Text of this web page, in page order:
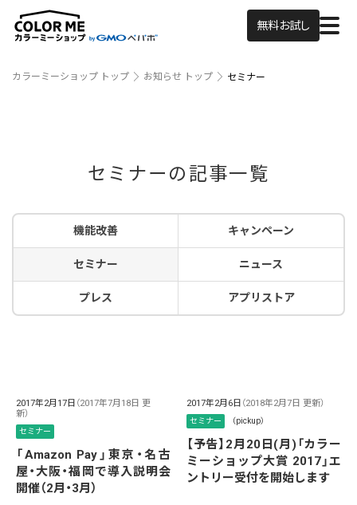
無料お試し
カラーミーショップ トップ お知らせ トップ セミナー
セミナーの記事一覧
機能改善 キャンペーン
セミナー ニュース
プレス アプリストア
2017年2月17日 （2017年7月18日 更
新）
セミナー
「Amazon Pay」東京・名古
屋・大阪・福岡で導入説明会
開催（2月・3月）
2017年2月6日 （2018年2月7日 更新）
セミナー （pickup）
【予告】2月20日(月)「カラー
ミーショップ大賞 2017」エ
ントリー受付を開始します